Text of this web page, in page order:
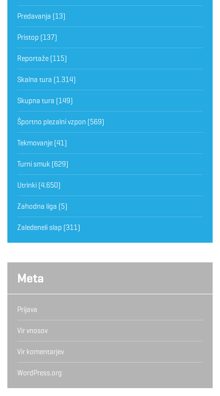
Predavanja (13)
Pristop (137)
Reportaže (115)
Skalna tura (1.314)
Skupna tura (149)
Športno plezalni vzpon (569)
Tekmovanje (41)
Turni smuk (629)
Utrinki (4.650)
Zahodna liga (5)
Zaledeneli slap (311)
Meta
Prijava
Vir vnosov
Vir komentarjev
WordPress.org